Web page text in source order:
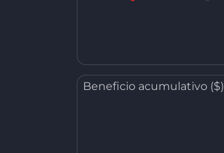
Beneficio acumulativo ($)